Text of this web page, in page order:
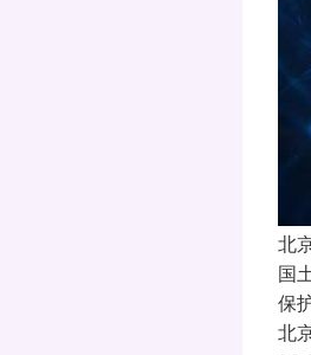
北
国
保
北